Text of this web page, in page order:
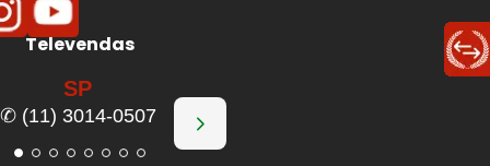
distância de parada.
por atrito irregular.
Televendas
SP
✆ (11) 3014-0507